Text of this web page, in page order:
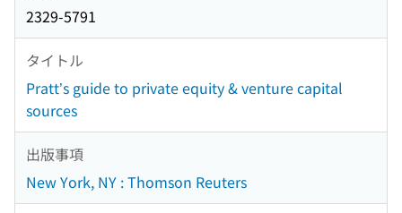
2329-5791
タイトル
Pratt’s guide to private equity & venture capital
sources
出版事項
New York, NY : Thomson Reuters